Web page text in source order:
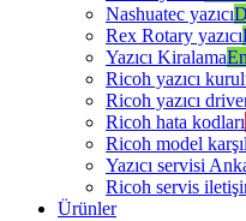
Nashuatec yazıcı
Rex Rotary yazıcı
Yazıcı Kiralama
Ricoh yazıcı
Ricoh yazıcı
Ricoh hata kodları
Ricoh model
Yazıcı servisi
Ricoh servis
Ürünler